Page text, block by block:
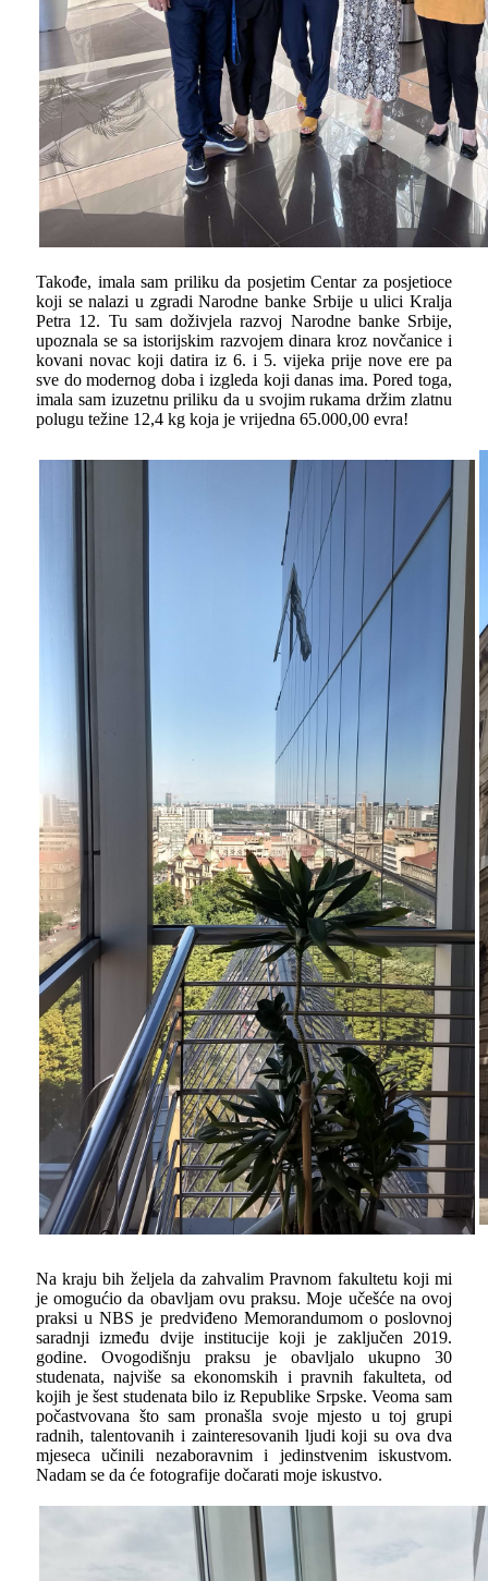
Takođe, imala sam priliku da posjetim Centar za posjetioce
koji se nalazi u zgradi Narodne banke Srbije u ulici Kralja
Petra 12. Tu sam doživjela razvoj Narodne banke Srbije,
upoznala se sa istorijskim razvojem dinara kroz novčanice i
kovani novac koji datira iz 6. i 5. vijeka prije nove ere pa
sve do modernog doba i izgleda koji danas ima. Pored toga,
imala sam izuzetnu priliku da u svojim rukama držim zlatnu
polugu težine 12,4 kg koja je vrijedna 65.000,00 evra!
Na kraju bih željela da zahvalim Pravnom fakultetu koji mi
je omogućio da obavljam ovu praksu. Moje učešće na ovoj
praksi u NBS je predviđeno Memorandumom o poslovnoj
saradnji između dvije institucije koji je zaključen 2019.
godine. Ovogodišnju praksu je obavljalo ukupno 30
studenata, najviše sa ekonomskih i pravnih fakulteta, od
kojih je šest studenata bilo iz Republike Srpske. Veoma sam
počastvovana što sam pronašla svoje mjesto u toj grupi
radnih, talentovanih i zainteresovanih ljudi koji su ova dva
mjeseca učinili nezaboravnim i jedinstvenim iskustvom.
Nadam se da će fotografije dočarati moje iskustvo.